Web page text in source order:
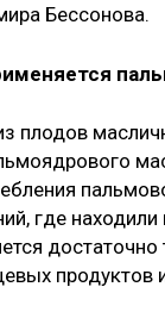
Бессонова.
плодов
где